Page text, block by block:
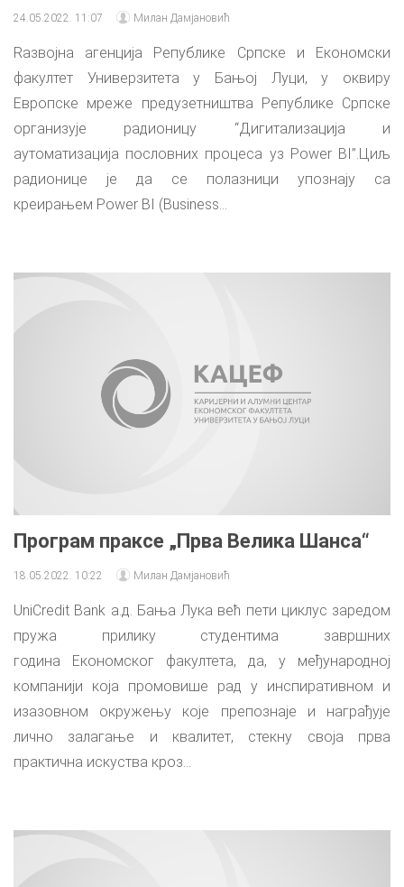
24.05.2022. 11:07 Милан Дамјановић
Rазвојна агенција Републике Српске и Економски
факултет Универзитета у Бањој Луци, у оквиру
Европске мреже предузетништва Републике Српске
организује радионицу “Дигитализација и
аутоматизација пословних процеса уз Power BI”.Циљ
радионице је да се полазници упознају са
креирањем Power BI (Business...
Програм праксе „Прва Велика Шанса“
18.05.2022. 10:22 Милан Дамјановић
UniCredit Bank а.д. Бања Лука већ пети циклус заредом
пружа прилику студентима завршних
година Економског факултета, да, у међународној
компанији која промовише рад у инспиративном и
изазовном окружењу које препознаје и награђује
лично залагање и квалитет, стекну своја прва
практична искуства кроз...